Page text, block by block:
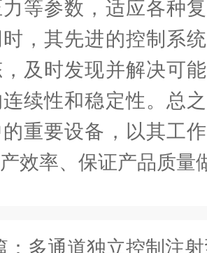
等参数，适应各种
，其先进的控制系
及时发现并解决可
续性和稳定性。总
重要设备，以其工
效率、保证产品质量
： 多通道独立控制注